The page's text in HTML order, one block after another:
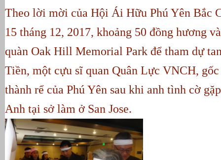
Theo lời mời của Hội Ái Hữu Phú Yên Bắc
15 tháng 12, 2017, khoảng 50 đồng hương
quàn Oak Hill Memorial Park để tham dự
Tiền, một cựu sĩ quan Quân Lực VNCH,
thành rể của Phú Yên sau khi anh tình cờ
Anh tại sở làm ở San Jose.